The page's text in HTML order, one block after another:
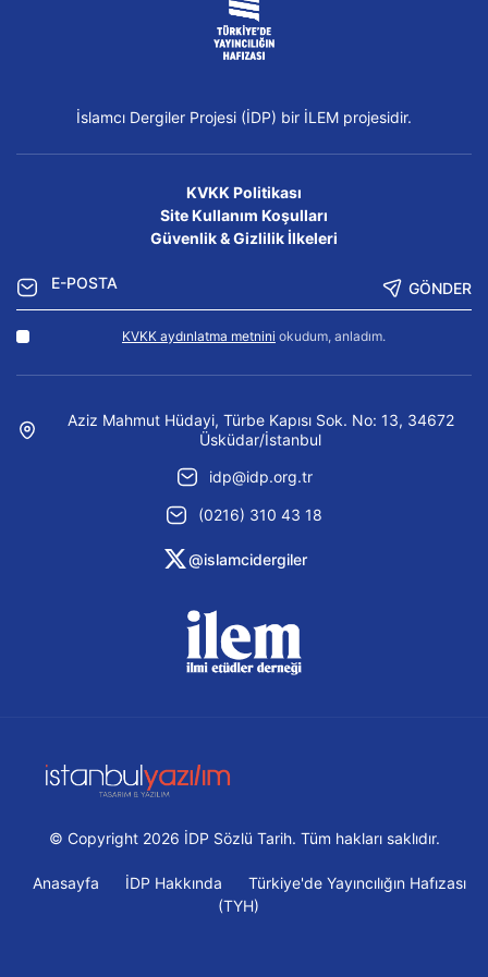
İslamcı Dergiler Projesi (İDP) bir İLEM projesidir.
KVKK Politikası
Site Kullanım Koşulları
Güvenlik & Gizlilik İlkeleri
GÖNDER
KVKK aydınlatma metnini okudum, anladım.
Aziz Mahmut Hüdayi, Türbe Kapısı Sok. No: 13, 34672
Üsküdar/İstanbul
idp@idp.org.tr
(0216) 310 43 18
@islamcidergiler
© Copyright 2026 İDP Sözlü Tarih. Tüm hakları saklıdır.
Anasayfa İDP Hakkında
Türkiye'de Yayıncılığın Hafızası
(TYH)